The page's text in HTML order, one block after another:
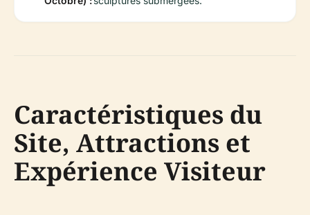
Caractéristiques du
Site, Attractions et
Expérience Visiteur